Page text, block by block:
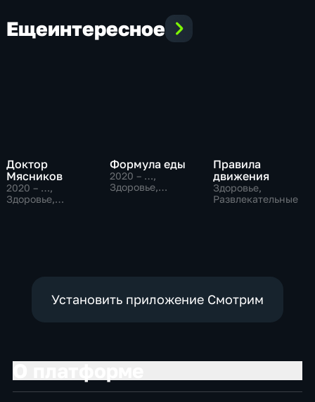
Ещеинтересное
Доктор
Мясников
2020 – …,
Здоровье,
Формула еды
2020 – …,
Здоровье,
Правила
движения
Здоровье,
Развлекательные
Установить приложение Смотрим